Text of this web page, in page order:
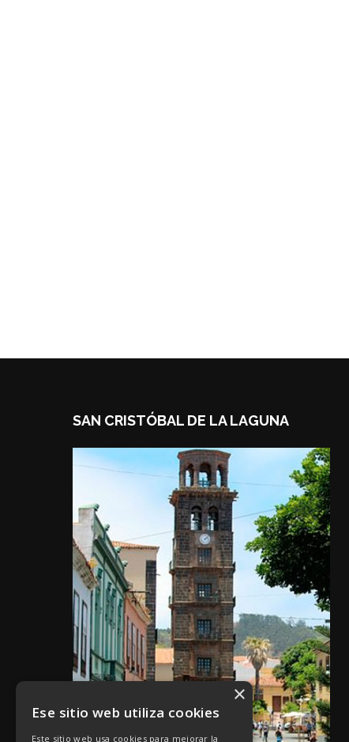
SAN CRISTÓBAL DE LA LAGUNA
×
Ese sitio web utiliza cookies
Este sitio web usa cookies para mejorar la